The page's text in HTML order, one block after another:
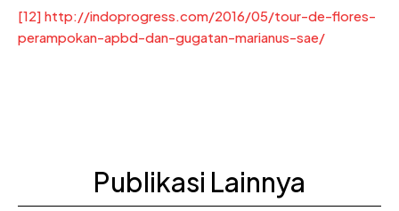
[12] http://indoprogress.com/2016/05/tour-de-flores-
perampokan-apbd-dan-gugatan-marianus-sae/
Publikasi Lainnya